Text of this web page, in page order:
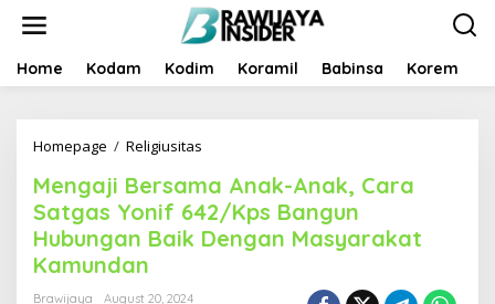
t
Home Kodam Kodim Koramil Babinsa Korem
Homepage / Religiusitas
n
g
a
j
Mengaji Bersama Anak-Anak, Cara
Satgas Yonif 642/Kps Bangun
Hubungan Baik Dengan Masyarakat
Kamundan
Brawijaya
August 20, 2024